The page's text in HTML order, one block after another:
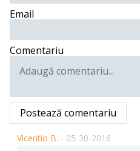
Email
Comentariu
Postează comentariu
Vicentio B. - 05-30-2016